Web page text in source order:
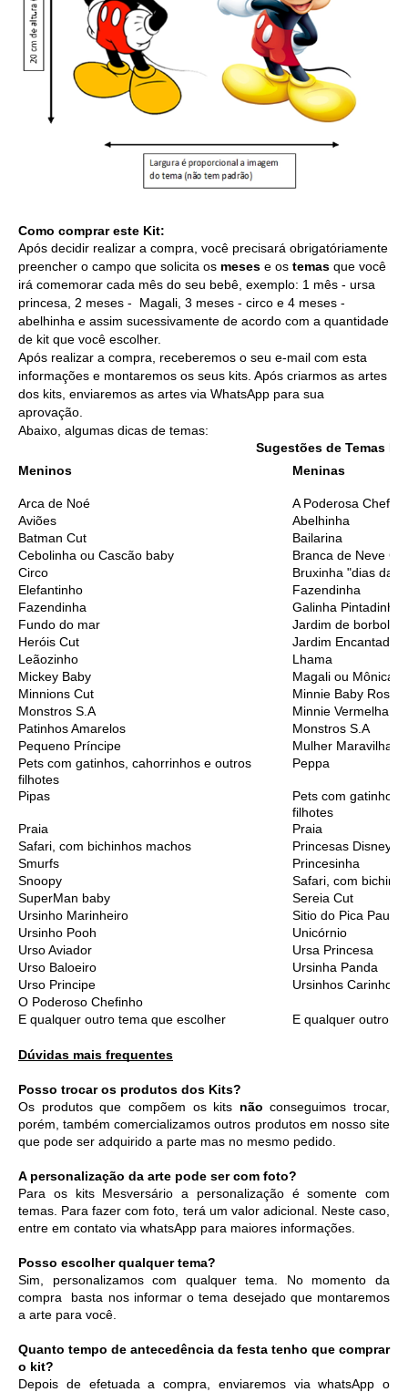
Como comprar este Kit:
Após decidir realizar a compra, você precisará obrigatóriamente
preencher o campo que solicita os meses e os temas que você
irá comemorar cada mês do seu bebê, exemplo: 1 mês - ursa
princesa, 2 meses - Magali, 3 meses - circo e 4 meses -
abelhinha e assim sucessivamente de acordo com a quantidade
de kit que você escolher.
Após realizar a compra, receberemos o seu e-mail com esta
informações e montaremos os seus kits. Após criarmos as artes
dos kits, enviaremos as artes via WhatsApp para sua
aprovação.
Abaixo, algumas dicas de temas:
Sugestões de Temas
Meninos
Meninas
Arca de Noé
A Poderosa
Aviões
Abelhinha
Batman Cut
Bailarina
Cebolinha ou Cascão baby
Branca de Neve Cut
Circo
Bruxinha "dias das
Elefantinho
Fazendinha
Fazendinha
Galinha Pintadinha
Fundo do mar
Jardim de
Heróis Cut
Jardim Encantado
Leãozinho
Lhama
Mickey Baby
Magali ou Mônica
Minnions Cut
Minnie Baby Rosa
Monstros S.A
Minnie Vermelha
Patinhos Amarelos
Monstros S.A
Pequeno Príncipe
Mulher Maravilha
Pets com gatinhos, cahorrinhos e outros
filhotes
Peppa
Pipas
Pets com
filhotes
Praia
Praia
Safari, com bichinhos machos
Princesas Disney
Smurfs
Princesinha
Snoopy
Safari, com
SuperMan baby
Sereia Cut
Ursinho Marinheiro
Sitio do Pica Pau
Ursinho Pooh
Unicórnio
Urso Aviador
Ursa Princesa
Urso Baloeiro
Ursinha Panda
Urso Principe
Ursinhos
O Poderoso Chefinho
E qualquer outro tema que escolher
E qualquer outro
Dúvidas mais frequentes
Posso trocar os produtos dos Kits?
Os produtos que compõem os kits não conseguimos trocar,
porém, também comercializamos outros produtos em nosso site
que pode ser adquirido a parte mas no mesmo pedido.
A personalização da arte pode ser com foto?
Para os kits Mesversário a personalização é somente com
temas. Para fazer com foto, terá um valor adicional. Neste caso,
entre em contato via whatsApp para maiores informações.
Posso escolher qualquer tema?
Sim, personalizamos com qualquer tema. No momento da
compra  basta nos informar o tema desejado que montaremos
a arte para você.
Quanto tempo de antecedência da festa tenho que comprar
o kit?
Depois de efetuada a compra, enviaremos via whatsApp o